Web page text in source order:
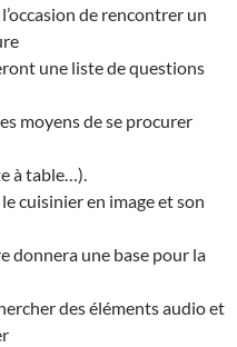
de rencontrer un
une liste de questions
moyens de se procurer
à table…).
cuisinier en image et son
donnera une base pour la
des éléments audio et